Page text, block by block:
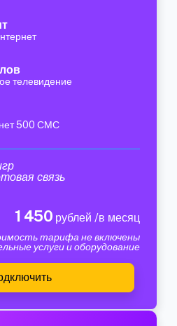
телевидение
500 СМС
связь
1 450 рублей /в месяц
тарифа не включены
услуги и оборудование